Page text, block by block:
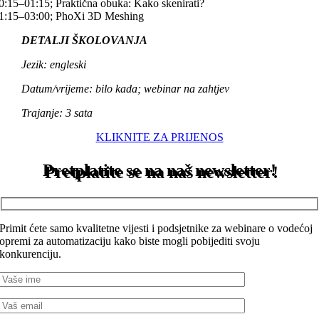
Praktična obuka: Kako skenirati?
PhoXi 3D Meshing
DETALJI ŠKOLOVANJA
Jezik: engleski
Datum/vrijeme: bilo kada; webinar na zahtjev
Trajanje: 3 sata
KLIKNITE ZA PRIJENOS
Pretplatite se na naš newsletter!
Primit ćete samo kvalitetne vijesti i podsjetnike za webinare o vodećoj
opremi za automatizaciju kako biste mogli pobijediti svoju
konkurenciju.